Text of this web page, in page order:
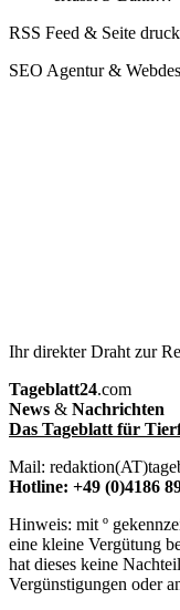
RSS Feed & Seite
SEO Agentur &
Ihr direkter Draht zur
Tageblatt24.com
News & Nachrichten
Das Tageblatt für
Mail:
Hotline: +49 (0)4186
Hinweis: mit º
eine kleine Vergütung
hat dieses keine
Vergünstigungen oder